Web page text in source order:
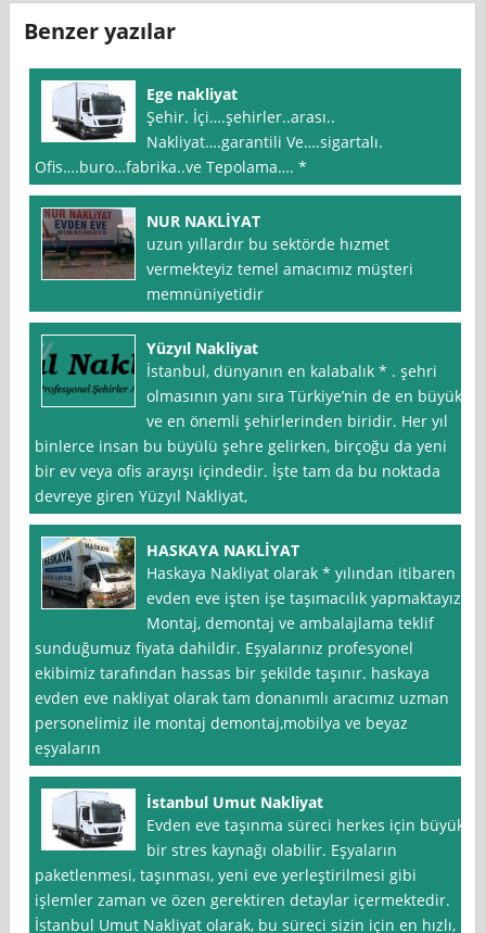
Benzer yazılar
Ege nakliyat
Şehir. İçi….şehirler..arası..
Nakliyat….garantili Ve….sigartalı.
Ofis….buro…fabrika..ve Tepolama…. *
NUR NAKLİYAT
uzun yıllardır bu sektörde hızmet
vermekteyiz temel amacımız müşteri
memnüniyetidir
Yüzyıl Nakliyat
İstanbul, dünyanın en kalabalık * . şehri
olmasının yanı sıra Türkiye’nin de en büyük
ve en önemli şehirlerinden biridir. Her yıl
binlerce insan bu büyülü şehre gelirken, birçoğu da yeni
bir ev veya ofis arayışı içindedir. İşte tam da bu noktada
devreye giren Yüzyıl Nakliyat,
HASKAYA NAKLİYAT
Haskaya Nakliyat olarak * yılından itibaren
evden eve işten işe taşımacılık yapmaktayız.
Montaj, demontaj ve ambalajlama teklif
sunduğumuz fiyata dahildir. Eşyalarınız profesyonel
ekibimiz tarafından hassas bir şekilde taşınır. haskaya
evden eve nakliyat olarak tam donanımlı aracımız uzman
personelimiz ile montaj demontaj,mobilya ve beyaz
eşyaların
İstanbul Umut Nakliyat
Evden eve taşınma süreci herkes için büyük
bir stres kaynağı olabilir. Eşyaların
paketlenmesi, taşınması, yeni eve yerleştirilmesi gibi
işlemler zaman ve özen gerektiren detaylar içermektedir.
İstanbul Umut Nakliyat olarak, bu süreci sizin için en hızlı,